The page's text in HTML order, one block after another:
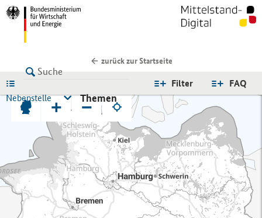
zurück zur Startseite
FAQ
Filter
Nebenstelle
Themen
+ −